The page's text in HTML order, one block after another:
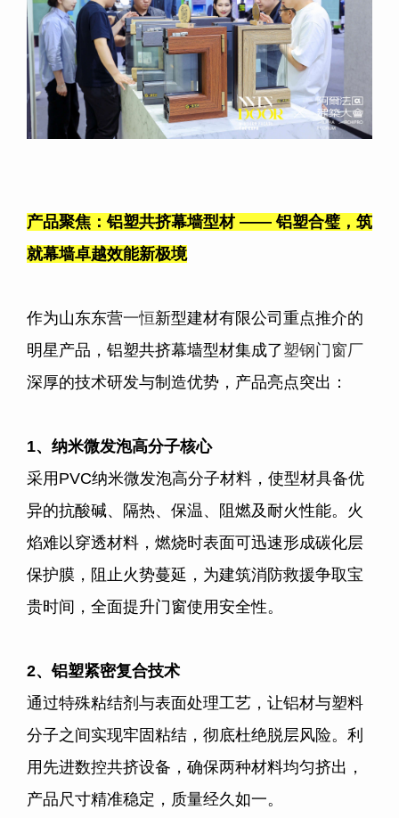
产品聚焦：铝塑共挤幕墙型材 ——铝塑合璧，筑
就幕墙卓越效能新极境
作为山东东营一恒新型建材有限公司重点推介的
明星产品，铝塑共挤幕墙型材集成了塑钢门窗厂
深厚的技术研发与制造优势，产品亮点突出：
1、纳米微发泡高分子核心
采用 PVC纳米微发泡高分子材料，使型材具备优
异的抗酸碱、隔热、保温、阻燃及耐火性能。火
焰难以穿透材料，燃烧时表面可迅速形成碳化层
保护膜，阻止火势蔓延，为建筑消防救援争取宝
贵时间，全面提升门窗使用安全性。
2、铝塑紧密复合技术
通过特殊粘结剂与表面处理工艺，让铝材与塑料
分子之间实现牢固粘结，彻底杜绝脱层风险。利
用先进数控共挤设备，确保两种材料均匀挤出，
产品尺寸精准稳定，质量经久如一。